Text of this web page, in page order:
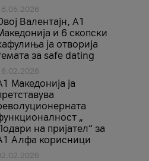
Валентајн, A1
и 6 скопски
ја отворија
за safe dating
Македонија ја
„
на пријател“ за
Алфа корисници